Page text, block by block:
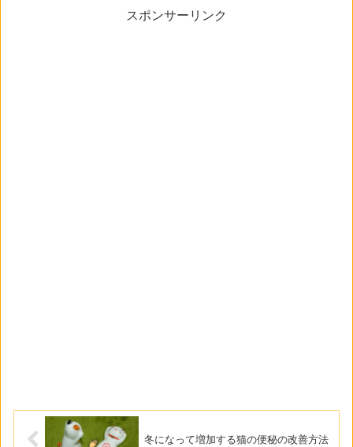
スポンサーリンク
冬になって増加する猫の便秘の改善方法